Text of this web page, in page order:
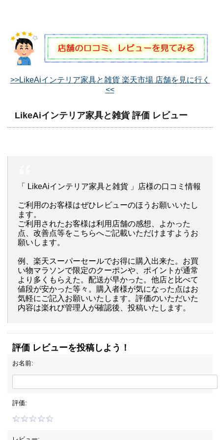
>>LikeAiインテリア家具と雑貨 楽天市場 店舗を見に行く
<<
LikeAiインテリア家具と雑貨 評価 レビュー
「 LikeAiインテリア家具と雑貨 」店様の口コミ情報
ご利用のお客様はぜひレビューのほうお願いいたし
ます。
ご利用されたお客様は利用店舗の感想、よかった
点、改善点等をこちらへご記載いただけますようお
願いします。
例、楽天スーパーセールでお得に購入出来た。お買
い物マラソンで限定のクーポンや、ポイントが通常
より多くもらえた。配送が早かった。他店と比べて
値段が安かった等々。購入者様が気になった点はお
気軽にご記入お願いいたします。評価のいただいた
内容は楽れび管理人が確認後、投稿いたします。
評価 レビューを投稿しよう！
お名前:
評価: